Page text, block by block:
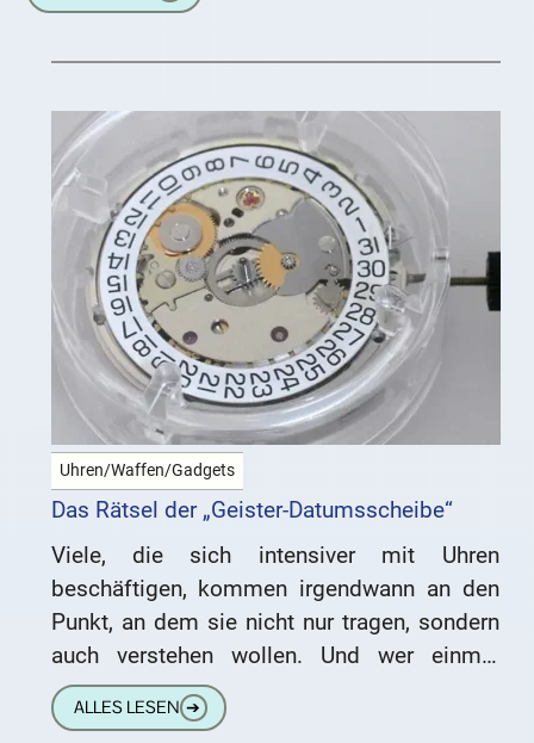
Uhren/Waffen/Gadgets
Das Rätsel der „Geister-Datumsscheibe“
Viele, die sich intensiver mit Uhren
beschäftigen, kommen irgendwann an den
Punkt, an dem sie nicht nur tragen, sondern
auch verstehen wollen. Und wer einmal
angefangen hat, an einer Uhr
ALLES LESEN ➔